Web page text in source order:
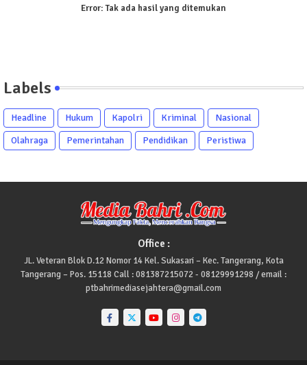
Error:Tak ada hasil yang ditemukan
Labels
Headline Hukum Kapolri Kriminal
Nasional
Olahraga
Pemerintahan Pendidikan Peristiwa
Office :
JL. Veteran Blok D.12 Nomor 14 Kel. Sukasari – Kec. Tangerang, Kota
Tangerang – Pos. 15118 Call : 081387215072 - 08129991298 / email :
ptbahrimediasejahtera@gmail.com